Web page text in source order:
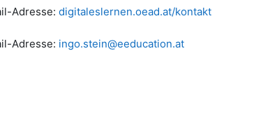
Adresse: digitaleslernen.oead.at/kontakt
Adresse: ingo.stein@eeducation.at